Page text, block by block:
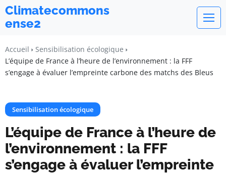
Climatecommons
ense2
Accueil
Sensibilisation écologique
L’équipe de France à l’heure de l’environnement : la FFF
s’engage à évaluer l’empreinte carbone des matchs des Bleus
Sensibilisation écologique
L’équipe de France à l’heure de
l’environnement : la FFF
s’engage à évaluer l’empreinte